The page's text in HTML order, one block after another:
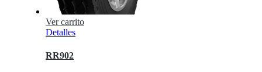
Ver carrito
Detalles
RR902